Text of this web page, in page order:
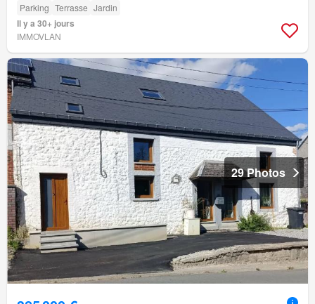
Parking Terrasse Jardin
Il y a 30+ jours
IMMOVLAN
29 Photos